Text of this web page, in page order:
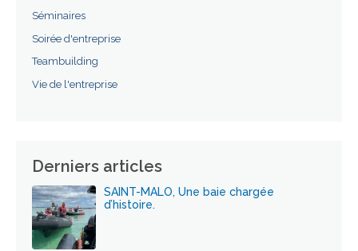
Séminaires
Soirée d'entreprise
Teambuilding
Vie de l'entreprise
Derniers articles
SAINT-MALO, Une baie chargée
d’histoire.